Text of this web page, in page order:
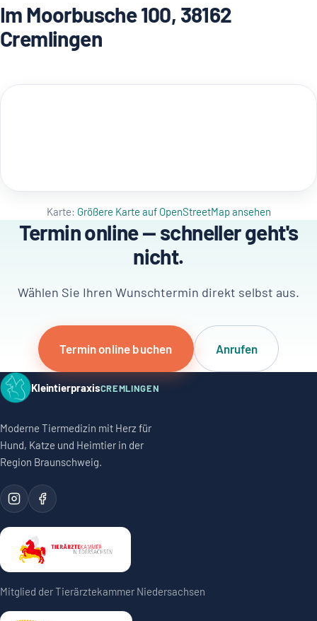
Im Moorbusche 100, 38162
Cremlingen
Karte: Größere Karte auf OpenStreetMap ansehen
Termin online — schneller geht's
nicht.
Wählen Sie Ihren Wunschtermin direkt selbst aus.
Termin online buchen Anrufen
KleintierpraxisCREMLINGEN
Moderne Tiermedizin mit Herz für
Hund, Katze und Heimtier in der
Region Braunschweig.
Mitglied der Tierärztekammer Niedersachsen